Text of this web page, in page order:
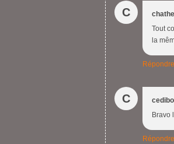
C
Tout
la
Répondre
C
cedibo
Bravo
Répondre